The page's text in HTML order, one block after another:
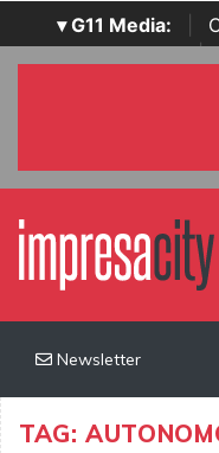
▾ G11 Media:
SecurityOpenLab |
Newsletter
TAG: